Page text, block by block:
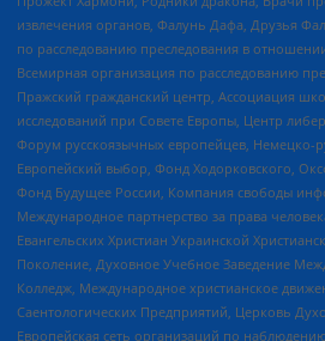
извлечения органов, Фалунь Дафа, Друзья
по расследованию преследования в
Всемирная организация по расследованию
Пражский гражданский центр, Ассоциация
исследований при Совете Европы, Центр
Форум русскоязычных европейцев, Немецко-
Европейский выбор, Фонд Ходорковского,
Фонд Будущее России, Компания свободы
Международное партнерство за права
Евангельских Христиан Украинской
Поколение, Духовное Учебное Заведение
Колледж, Международное христианское
Саентологических Предприятий, Церковь
Европейская сеть организаций по